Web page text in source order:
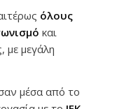
όλους
και
με μεγάλη
μέσα από το